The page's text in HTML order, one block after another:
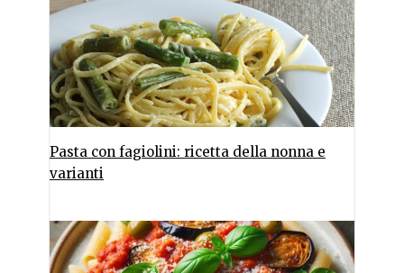
Pasta con fagiolini: ricetta della nonna e
varianti